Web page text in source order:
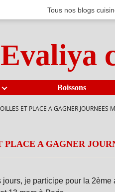
Tous nos blogs
Evaliya
Boissons
ET PLACE A GAGNER JOURNEES
A GAGNER
je participe pour la 2ème